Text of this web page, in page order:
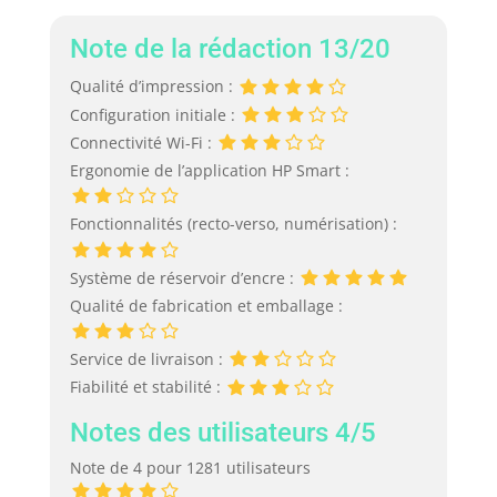
Note de la rédaction 13/20
Qualité d’impression :
Configuration initiale :
Connectivité Wi-Fi :
Ergonomie de l’application HP Smart :
Fonctionnalités (recto-verso, numérisation) :
Système de réservoir d’encre :
Qualité de fabrication et emballage :
Service de livraison :
Fiabilité et stabilité :
Notes des utilisateurs 4/5
Note de 4 pour 1281 utilisateurs